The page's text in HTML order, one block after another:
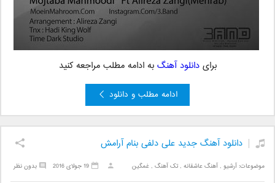
برایدانلود آهنگ به ادامه مطلب مراجعه کنید
ادامه مطلب و دانلود
دانلود آهنگ جدید علی دلفی بنام آرامش
موضوعات:آرشیو ,آهنگ عاشقانه ,تک آهنگ ,غمگین بدون نظر 19 جولای 2016